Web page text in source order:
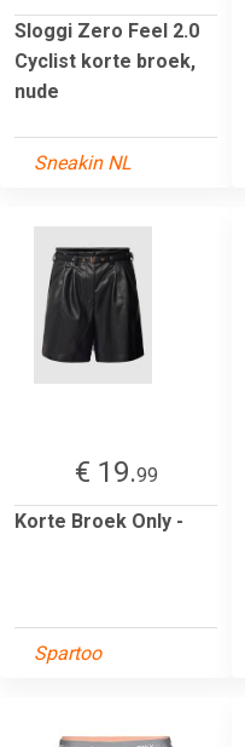
Sloggi Zero Feel 2.0
Cyclist korte broek,
nude
Sneakin NL
€ 19.99
Korte Broek Only -
Spartoo